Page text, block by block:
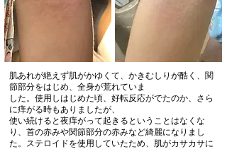
肌あれが絶えず肌がかゆくて、かきむしりが酷く、関
節部分をはじめ、全身が荒れていま
した。使用しはじめた頃、好転反応がでたのか、さら
に痒がる時もありましたが、
使い続けると夜痒がって起きるということはなくな
り、首の赤みや関節部分の赤みなど綺麗になりまし
た。ステロイドを使用していたため、肌がカサカサに